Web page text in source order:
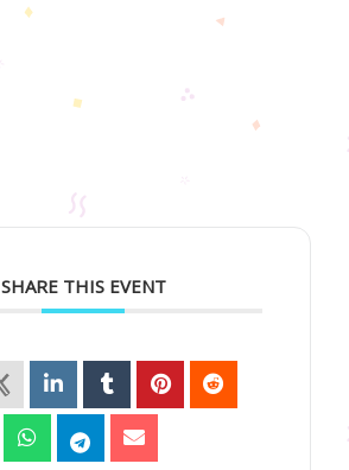
SHARE THIS EVENT